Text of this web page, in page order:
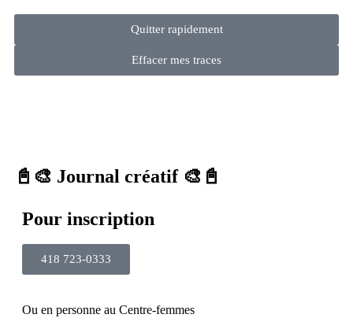
Quitter rapidement
Effacer mes traces
📓🎨 Journal créatif 🎨📓
Pour inscription
418 723-0333
Ou en personne au Centre-femmes